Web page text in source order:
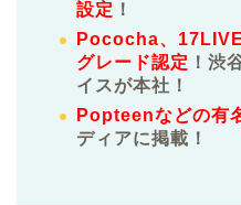
設定 ！
Pococha、
グレード認定 ！渋
イスが本社！
Popteenなどの有
ディアに掲載！